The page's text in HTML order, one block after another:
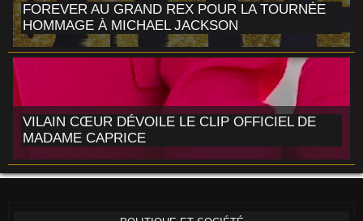
FOREVER AU GRAND REX POUR LA TOURNÉE
HOMMAGE À MICHAEL JACKSON
VILAIN CŒUR DÉVOILE LE CLIP OFFICIEL DE
MADAME CAPRICE